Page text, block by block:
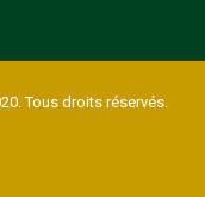
Tous droits réservés.